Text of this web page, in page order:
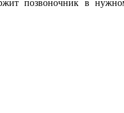
позвоночник в